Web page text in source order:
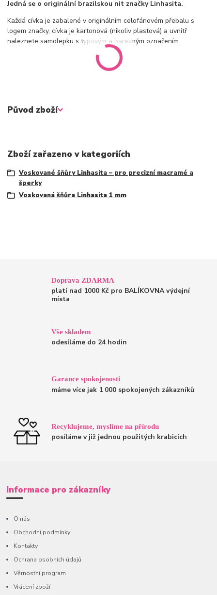
Jedná se o originální brazilskou nit značky Linhasita.
Každá cívka je zabalené v originálním celofánovém přebalu s
logem značky, cívka je kartonová (nikoliv plastová) a uvnitř
naleznete samolepku s typovým a barevným označením.
Původ zboží
Zboží zařazeno v kategoriích
Voskované šňůry Linhasita – pro precizní macramé a
šperky
Voskovaná šňůra Linhasita 1 mm
Doprava ZDARMA
platí nad 1000 Kč pro BALÍKOVNA výdejní
místa
Vše skladem
odesíláme do 24 hodin
Garance spokojenosti
máme více jak 1 000 spokojených zákazníků
Recyklujeme, myslíme na přírodu
posíláme v již jednou použitých krabicích
Informace pro zákazníky
O nás
Obchodní podmínky
Kontakty
Ochrana osobních údajů
Věrnostní program
Vrácení zboží